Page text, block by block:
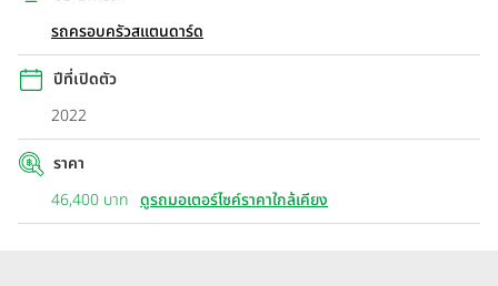
รถครอบครัวสแตนดาร์ด
ปีที่เปิดตัว
2022
ราคา
46,400 บาท ดูรถมอเตอร์ไซค์ราคาใกล้เคียง